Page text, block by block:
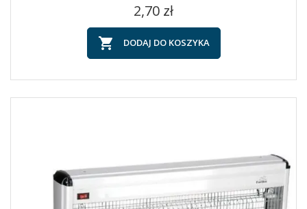
Cena
2,70 zł
 DODAJ DO KOSZYKA